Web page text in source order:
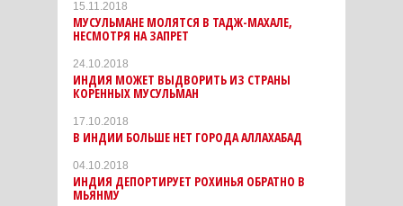
15.11.2018
МУСУЛЬМАНЕ МОЛЯТСЯ В ТАДЖ-МАХАЛЕ,
НЕСМОТРЯ НА ЗАПРЕТ
24.10.2018
ИНДИЯ МОЖЕТ ВЫДВОРИТЬ ИЗ СТРАНЫ
КОРЕННЫХ МУСУЛЬМАН
17.10.2018
В ИНДИИ БОЛЬШЕ НЕТ ГОРОДА АЛЛАХАБАД
04.10.2018
ИНДИЯ ДЕПОРТИРУЕТ РОХИНЬЯ ОБРАТНО В
МЬЯНМУ